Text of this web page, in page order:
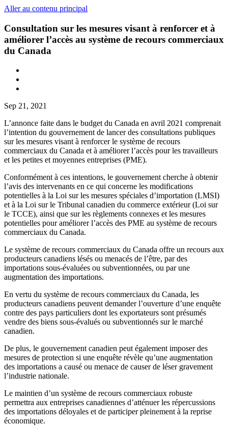
Aller au contenu principal
Consultation sur les mesures visant à renforcer et à
améliorer l’accès au système de recours commerciaux
du Canada
Sep 21, 2021
L’annonce faite dans le budget du Canada en avril 2021 comprenait
l’intention du gouvernement de lancer des consultations publiques
sur les mesures visant à renforcer le système de recours
commerciaux du Canada et à améliorer l’accès pour les travailleurs
et les petites et moyennes entreprises (PME).
Conformément à ces intentions, le gouvernement cherche à obtenir
l’avis des intervenants en ce qui concerne les modifications
potentielles à la Loi sur les mesures spéciales d’importation (LMSI)
et à la Loi sur le Tribunal canadien du commerce extérieur (Loi sur
le TCCE), ainsi que sur les règlements connexes et les mesures
potentielles pour améliorer l’accès des PME au système de recours
commerciaux du Canada.
Le système de recours commerciaux du Canada offre un recours aux
producteurs canadiens lésés ou menacés de l’être, par des
importations sous-évaluées ou subventionnées, ou par une
augmentation des importations.
En vertu du système de recours commerciaux du Canada, les
producteurs canadiens peuvent demander l’ouverture d’une enquête
contre des pays particuliers dont les exportateurs sont présumés
vendre des biens sous-évalués ou subventionnés sur le marché
canadien.
De plus, le gouvernement canadien peut également imposer des
mesures de protection si une enquête révèle qu’une augmentation
des importations a causé ou menace de causer de léser gravement
l’industrie nationale.
Le maintien d’un système de recours commerciaux robuste
permettra aux entreprises canadiennes d’atténuer les répercussions
des importations déloyales et de participer pleinement à la reprise
économique.